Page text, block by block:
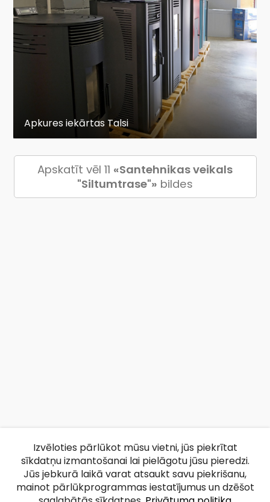
Apkures iekārtas Talsi
Apskatīt vēl 11 «Santehnikas veikals
"Siltumtrase"» bildes
Izvēloties pārlūkot mūsu vietni, jūs piekrītat
sīkdatņu izmantošanai lai pielāgotu jūsu pieredzi.
Jūs jebkurā laikā varat atsaukt savu piekrišanu,
mainot pārlūkprogrammas iestatījumus un dzēšot